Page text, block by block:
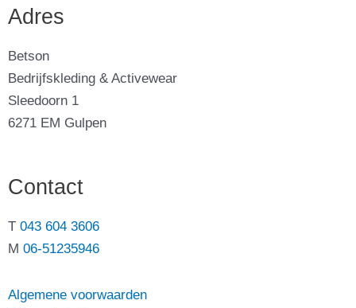
Adres
Betson
Bedrijfskleding & Activewear
Sleedoorn 1
6271 EM Gulpen
Contact
T 043 604 3606
M 06-51235946
Algemene voorwaarden